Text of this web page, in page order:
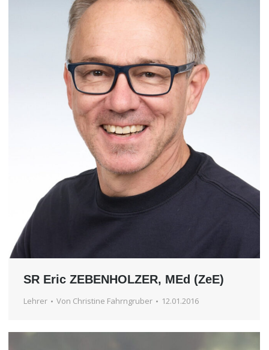
SR Eric ZEBENHOLZER, MEd (ZeE)
Lehrer Von Christine Fahrngruber 12.01.2016